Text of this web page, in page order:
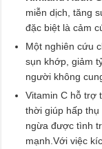
miễn dịch, tăng
đặc biệt là cảm
Một nghiên cứu
sụn khớp, giảm
người không
Vitamin C hỗ trợ
thời giúp hấp
ngừa được tình
mạnh.Với việc